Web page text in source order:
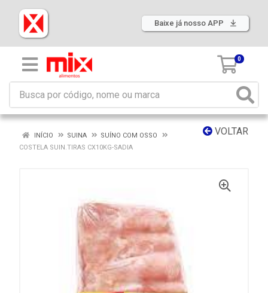
Baixe já nosso APP
0
VOLTAR
INÍCIO SUINA
SUÍNO COM OSSO
COSTELA SUIN.TIRAS CX10KG-SADIA